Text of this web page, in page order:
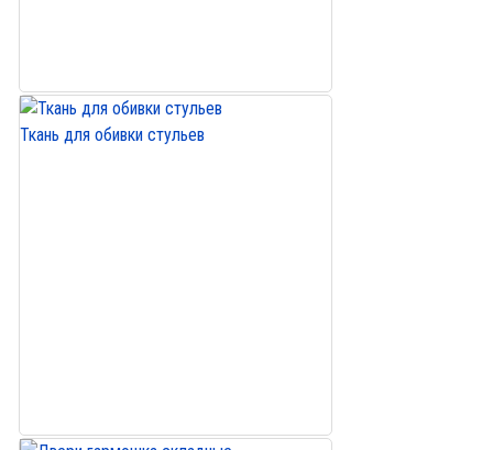
Ткань для обивки стульев